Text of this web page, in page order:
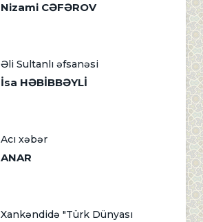
Nizami CƏFƏROV
Əli Sultanlı əfsanəsi
İsa HƏBİBBƏYLİ
Acı xəbər
ANAR
Xankəndidə "Türk Dünyası